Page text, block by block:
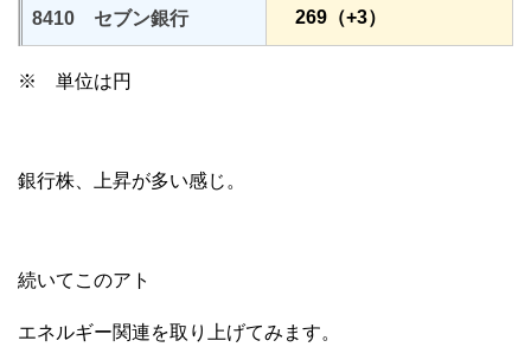
8410 セブン銀行 269（+3）
※ 単位は円
銀行株、上昇が多い感じ。
続いてこのアト
エネルギー関連を取り上げてみます。